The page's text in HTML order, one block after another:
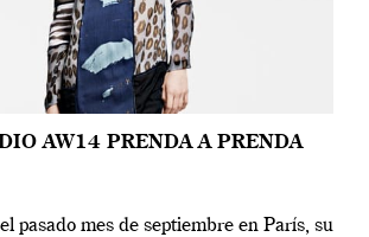
AW14 PRENDA A PRENDA
pasado mes de septiembre en París, su